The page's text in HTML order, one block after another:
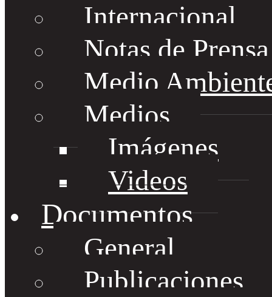
Internacional
Notas de
Medio
Medios
Imágenes
Videos
Documentos
General
Publicaciones